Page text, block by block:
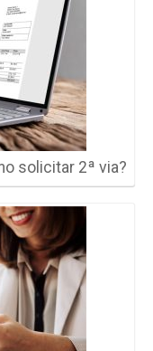
solicitar 2ª via?